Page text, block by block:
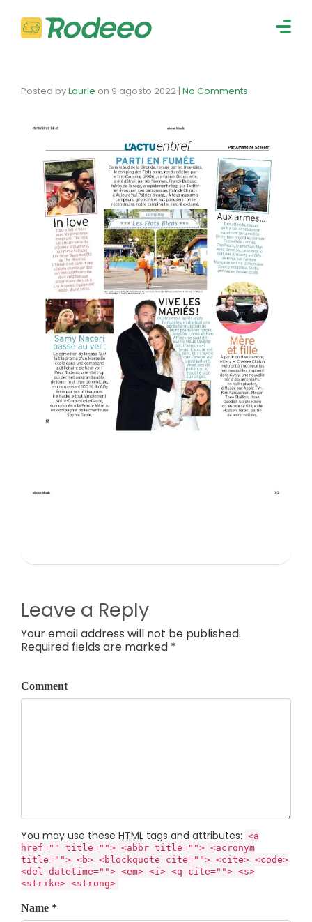
Posted byLaurie on 9 agosto 2022 | No Comments
Leave a Reply
Your email address will not be published.
Required fields are marked *
Comment
You may use these HTML tags and attributes: <a
href="" title=""> <abbr title=""> <acronym
title=""> <b> <blockquote cite=""> <cite> <code>
<del datetime=""> <em> <i> <q cite=""> <s>
<strike> <strong>
Name *